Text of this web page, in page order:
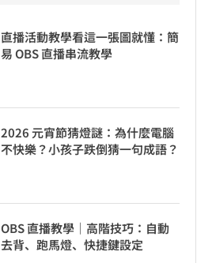
直播活動教學看這一張圖就懂：簡
易 OBS 直播串流教學
2026 元宵節猜燈謎：為什麼電腦
不快樂？小孩子跌倒猜一句成語？
OBS 直播教學｜高階技巧：自動
去背、跑馬燈、快捷鍵設定